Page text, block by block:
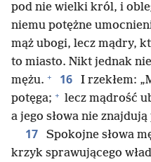
pod nie wielki król, i
niemu potężne
mąż ubogi, lecz mądry,
to miasto. Nikt jednak
mężu. + 16
I rzekłem:
potęga; + lecz mądrość
a jego słowa nie znajdują
17 Spokojne słowa
krzyk sprawującego